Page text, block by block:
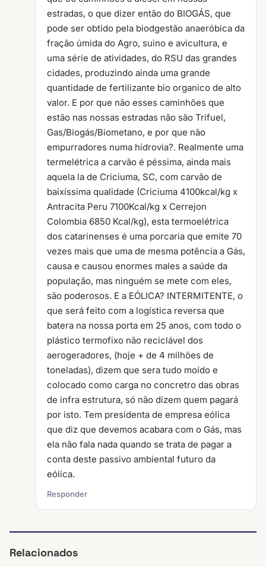
estradas, o que dizer então do BIOGÁS, que
pode ser obtido pela biodgestão anaeróbica da
fração úmida do Agro, suino e avicultura, e
uma série de atividades, do RSU das grandes
cidades, produzindo ainda uma grande
quantidade de fertilizante bio organico de alto
valor. E por que não esses caminhões que
estão nas nossas estradas não são Trifuel,
Gas/Biogás/Biometano, e por que não
empurradores numa hidrovia?. Realmente uma
termelétrica a carvão é péssima, ainda mais
aquela la de Criciuma, SC, com carvão de
baixíssima qualidade (Criciuma 4100kcal/kg x
Antracita Peru 7100Kcal/kg x Cerrejon
Colombia 6850 Kcal/kg), esta termoelétrica
dos catarinenses é uma porcaria que emite 70
vezes mais que uma de mesma potência a Gás,
causa e causou enormes males a saúde da
população, mas ninguém se mete com eles,
são poderosos. E a EÓLICA? INTERMITENTE, o
que será feito com a logística reversa que
batera na nossa porta em 25 anos, com todo o
plástico termofixo não reciclável dos
aerogeradores, (hoje + de 4 milhões de
toneladas), dizem que sera tudo moído e
colocado como carga no concretro das obras
de infra estrutura, só não dizem quem pagará
por isto. Tem presidenta de empresa eólica
que diz que devemos acabara com o Gás, mas
ela não fala nada quando se trata de pagar a
conta deste passivo ambiental futuro da
eólica.
Responder
Relacionados